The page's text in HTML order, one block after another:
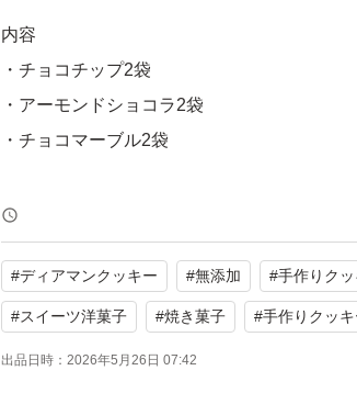
内容
・チョコチップ2袋
・アーモンドショコラ2袋
・チョコマーブル2袋
ネコポスに12袋まで同梱できます。
追加ご希望のお方はお気軽にコメント下さい
即購入OK
ネコポス発送
#ディアマンクッキー #無添加 #手作りク
#スイーツ洋菓子 #焼き菓子 #手作りクッ
出品日時： 2026年5月26日 07:42